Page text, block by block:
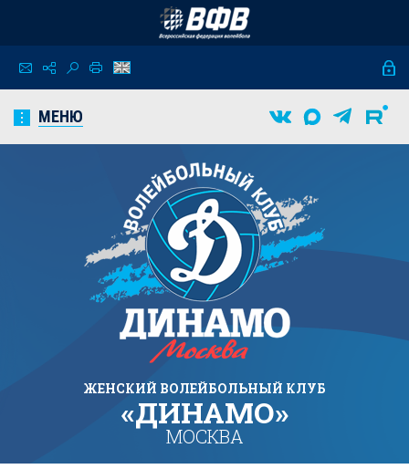
МЕНЮ
ЖЕНСКИЙ ВОЛЕЙБОЛЬНЫЙ КЛУБ
«ДИНАМО»
МОСКВА